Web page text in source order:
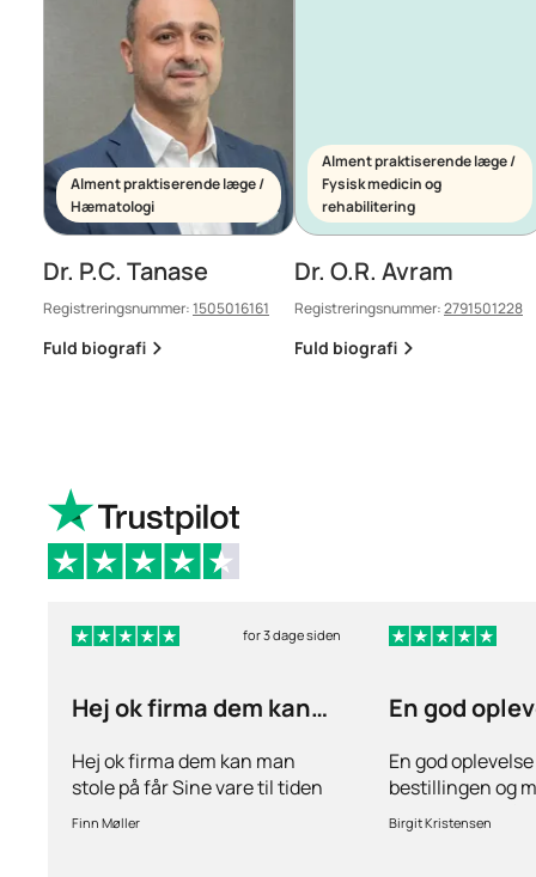
Alment praktiserende læge /
Hæmatologi
Dr. P.C. Tanase
Registreringsnummer:1505016161
Fuld biografi
Alment praktiserende læge /
Fysisk medicin og
rehabilitering
Dr. O.R. Avram
Registreringsnummer:2791501228
Fuld biografi
for 3 dage siden
Hej ok firma dem kan
Hej ok firma dem kan man
stole på får Sine vare til tiden
hurtig levering inden for 2
Finn Møller
En god
En god
bestillingen og
stille spørgsmål
behov for
Birgit Kristensen